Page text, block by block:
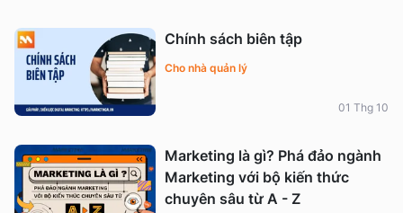
Chính sách biên tập
Cho nhà quản lý
01 Thg 10
Marketing là gì? Phá đảo ngành
Marketing với bộ kiến thức
chuyên sâu từ A - Z